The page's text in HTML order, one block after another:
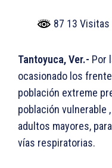
87 13
Tantoyuca, Ver.- Por
ocasionado los
población extreme
población vulnerable
adultos mayores,
vías respiratorias.